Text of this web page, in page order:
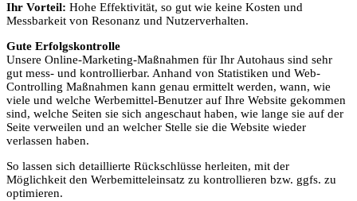
Ihr Vorteil: Hohe Effektivität, so gut wie keine Kosten und
Messbarkeit von Resonanz und Nutzerverhalten.
Gute Erfolgskontrolle
Unsere Online-Marketing-Maßnahmen für Ihr Autohaus sind sehr
gut mess- und kontrollierbar. Anhand von Statistiken und Web-
Controlling Maßnahmen kann genau ermittelt werden, wann, wie
viele und welche Werbemittel-Benutzer auf Ihre Website gekommen
sind, welche Seiten sie sich angeschaut haben, wie lange sie auf der
Seite verweilen und an welcher Stelle sie die Website wieder
verlassen haben.
So lassen sich detaillierte Rückschlüsse herleiten, mit der
Möglichkeit den Werbemitteleinsatz zu kontrollieren bzw. ggfs. zu
optimieren.